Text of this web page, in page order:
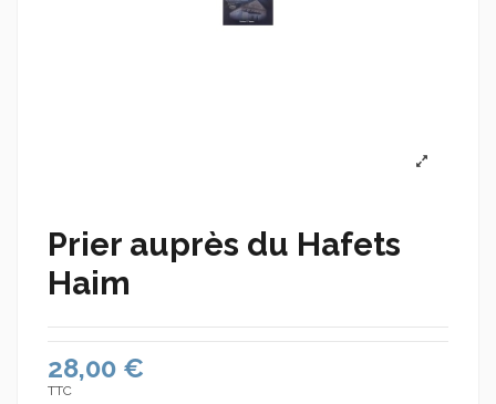
Prier auprès du Hafets
Haim
28,00 €
TTC